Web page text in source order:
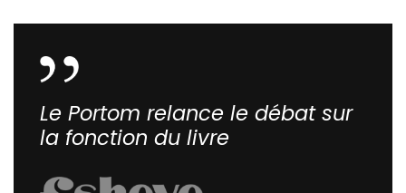
Le Portom relance le débat sur
la fonction du livre